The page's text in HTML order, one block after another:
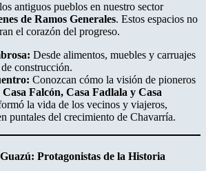
antiguos pueblos en nuestro sector
de Ramos Generales. Estos espacios no
el corazón del progreso.
Desde alimentos, muebles y carruajes
construcción.
Conozcan cómo la visión de pioneros
Casa Falcón, Casa Fadlala y Casa
la vida de los vecinos y viajeros,
puntales del crecimiento de Chavarría.
Protagonistas de la Historia